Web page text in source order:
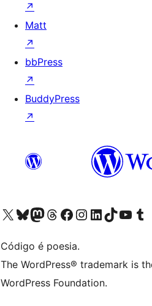
↗
Matt
↗
bbPress
↗
BuddyPress
↗
Acessar nossa conta do X (antigo Twitter)
Acessar nossa conta do Bluesky
Acessar nossa conta do Mastodon
Acessar nossa conta do Threads
Acessar nossa página do Facebook
Acessar nossa conta do Instagram
Acessar nossa conta do LinkedIn
Acessar nossa conta do TikTok
Acessar nossoAcessar
Código é poesia.
The WordPress® trademark is
WordPress Foundation.